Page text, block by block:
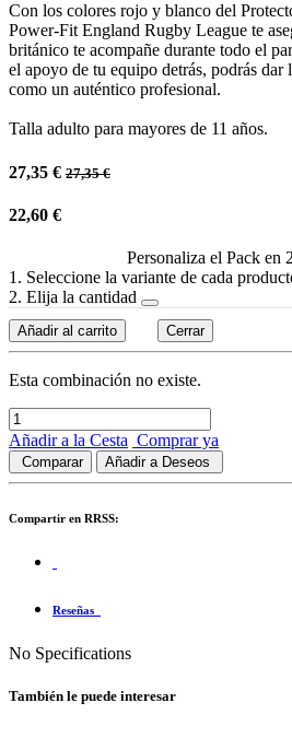
Con los colores rojo y blanco del
Power-Fit England Rugby League te
británico te acompañe durante todo el
el apoyo de tu equipo detrás, podrás
como un auténtico profesional.
Talla adulto para mayores de 11 años.
27,35 € 27,35€
22,60 €
Personaliza el Pack en
1. Seleccione la variante de cada
2. Elija la cantidad
Añadir al carrito Cerrar
Esta combinación no existe.
Añadir a la Cesta Comprar ya
Comparar Añadir a Deseos
Compartir en RRSS:
Reseñas
No Specifications
También le puede interesar